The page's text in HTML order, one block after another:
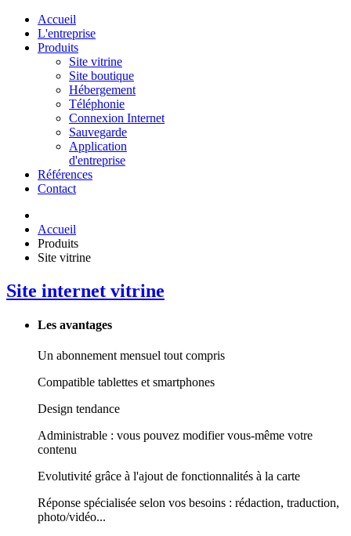
Accueil
L'entreprise
Produits
Site vitrine
Site boutique
Hébergement
Téléphonie
Connexion Internet
Sauvegarde
Application
d'entreprise
Références
Contact
Accueil
Produits
Site vitrine
Site internet vitrine
Les avantages
Un abonnement mensuel tout compris
Compatible tablettes et smartphones
Design tendance
Administrable : vous pouvez modifier vous-même votre
contenu
Evolutivité grâce à l'ajout de fonctionnalités à la carte
Réponse spécialisée selon vos besoins : rédaction, traduction,
photo/vidéo...